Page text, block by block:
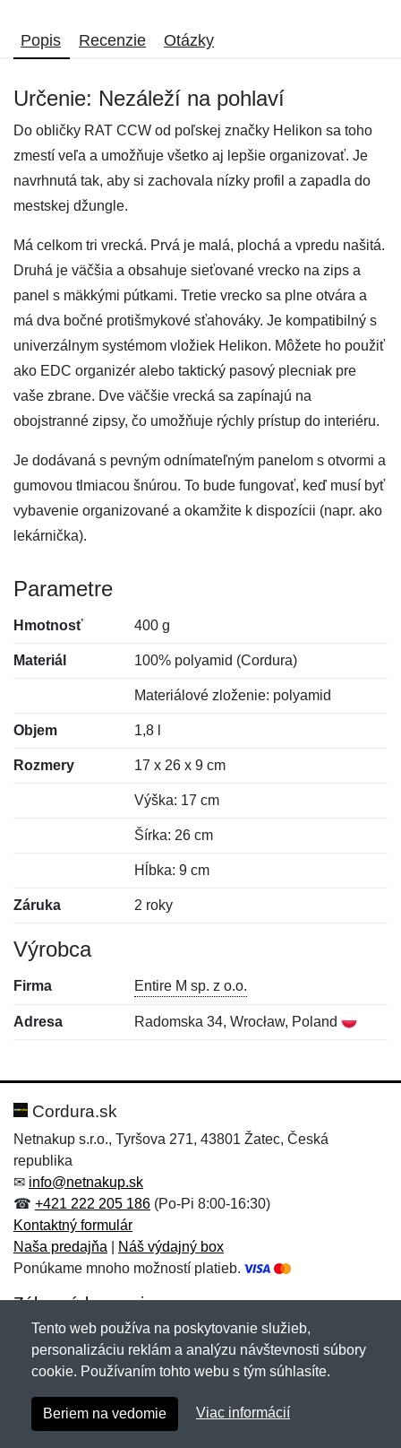
Popis Recenzie Otázky
Určenie: Nezáleží na pohlaví
Do obličky RAT CCW od poľskej značky Helikon sa toho
zmestí veľa a umožňuje všetko aj lepšie organizovať. Je
navrhnutá tak, aby si zachovala nízky profil a zapadla do
mestskej džungle.
Má celkom tri vrecká. Prvá je malá, plochá a vpredu našitá.
Druhá je väčšia a obsahuje sieťované vrecko na zips a
panel s mäkkými pútkami. Tretie vrecko sa plne otvára a
má dva bočné protišmykové sťahováky. Je kompatibilný s
univerzálnym systémom vložiek Helikon. Môžete ho použiť
ako EDC organizér alebo taktický pasový plecniak pre
vaše zbrane. Dve väčšie vrecká sa zapínajú na
obojstranné zipsy, čo umožňuje rýchly prístup do interiéru.
Je dodávaná s pevným odnímateľným panelom s otvormi a
gumovou tlmiacou šnúrou. To bude fungovať, keď musí byť
vybavenie organizované a okamžite k dispozícii (napr. ako
lekárnička).
Parametre
Hmotnosť 400 g
Materiál 100% polyamid (Cordura)
Materiálové zloženie: polyamid
Objem 1,8 l
Rozmery 17 x 26 x 9 cm
Výška: 17 cm
Šírka: 26 cm
Hĺbka: 9 cm
Záruka 2 roky
Výrobca
Firma Entire M sp. z o.o.
Adresa Radomska 34, Wrocław, Poland
Hodnotenie:
Meno:*
E-mail:
Správa*
Meno:
E-mail:*
Správa*
Cordura.sk
Netnakup s.r.o., Tyršova 271, 43801 Žatec, Česká
republika
✉ info@netnakup.sk
☎ +421 222 205 186 (Po-Pi 8:00-16:30)
Kontaktný formulár
Naša predajňa
Náš výdajný box
Ponúkame mnoho možností platieb.
Zákaznícky servis
Novinky emailom
Copyright © 2007-2026 (19 rokov s vami)Netnakup.sk
NetIQ. Všetky práva vyhradené.
Tento web používa na poskytovanie služieb,
personalizáciu reklám a analýzu návštevnosti súbory
cookie. Používaním tohto webu s tým súhlasíte.
Beriem na vedomie Viac informácií